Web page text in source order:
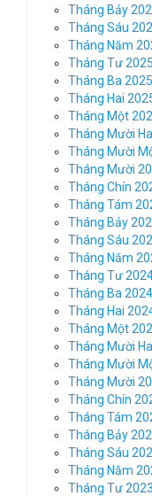
Tháng Bảy
Tháng Sáu
Tháng Năm
Tháng Tư 2025
Tháng Ba 2025
Tháng Hai
Tháng Một
Tháng Mười
Tháng Mười
Tháng Mười
Tháng Chín
Tháng Tám
Tháng Bảy
Tháng Sáu
Tháng Năm
Tháng Tư
Tháng Ba 2024
Tháng Hai
Tháng Một
Tháng Mười
Tháng Mười
Tháng Mười
Tháng Chín
Tháng Tám
Tháng Bảy
Tháng Sáu
Tháng Năm
Tháng Tư 2023